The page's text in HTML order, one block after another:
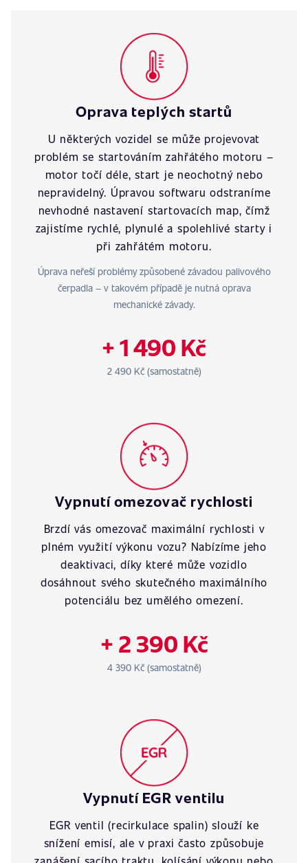
Oprava teplých startů
U některých vozidel se může projevovat
problém se startováním zahřátého motoru –
motor točí déle, start je neochotný nebo
nepravidelný. Úpravou softwaru odstraníme
nevhodné nastavení startovacích map, čímž
zajistíme rychlé, plynulé a spolehlivé starty i
při zahřátém motoru.
Úprava neřeší problémy způsobené závadou palivového
čerpadla – v takovém případě je nutná oprava
mechanické závady.
+ 1 490 Kč
2 490 Kč (samostatně)
Vypnutí omezovač rychlosti
Brzdí vás omezovač maximální rychlosti v
plném využití výkonu vozu? Nabízíme jeho
deaktivaci, díky které může vozidlo
dosáhnout svého skutečného maximálního
potenciálu bez umělého omezení.
+ 2 390 Kč
4 390 Kč (samostatně)
Vypnutí EGR ventilu
EGR ventil (recirkulace spalin) slouží ke
snížení emisí, ale v praxi často způsobuje